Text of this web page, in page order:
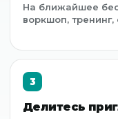
На ближайшее
воркшоп,
3
Делитесь